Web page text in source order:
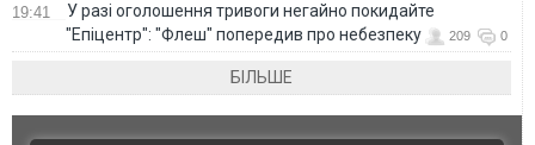
19:41
У разі оголошення тривоги негайно покидайте
"Епіцентр": "Флеш" попередив про небезпеку
209 0
БІЛЬШЕ